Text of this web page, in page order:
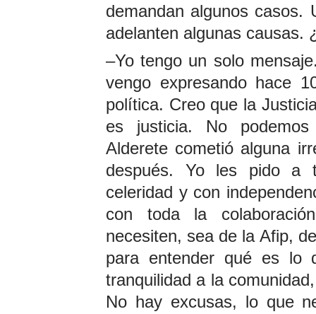
demandan algunos casos.
adelanten algunas causas.
–Yo tengo un solo
vengo expresando hace
política. Creo que la
es justicia. No
Alderete cometió alguna
después. Yo les pido a
celeridad y con
con toda la
necesiten, sea de la Afip,
para entender qué es lo
tranquilidad a la
No hay excusas, lo que